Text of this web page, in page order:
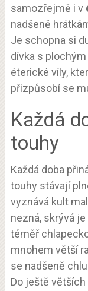
samozřejmě i v
nadšeně
Je schopna si
dívka s
éterické víly,
přizpůsobí se
Každá
touhy
Každá doba
touhy stávají
vyznává kult
nezná, skrývá
téměř
mnohem větší
se nadšeně
Do ještě